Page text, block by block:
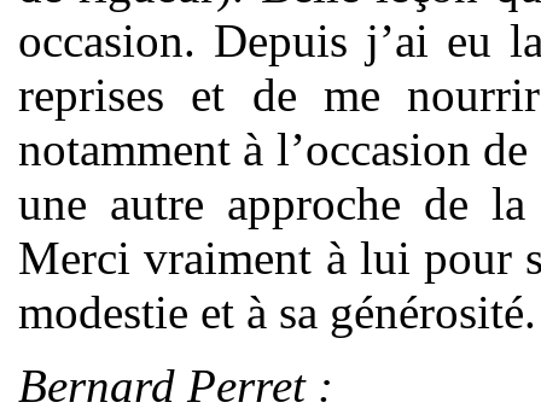
occasion. Depuis j’ai eu
reprises et de me
notamment à l’occasion
une autre approche de la
Merci vraiment à lui pour
modestie et à sa générosité.
Bernard Perret :